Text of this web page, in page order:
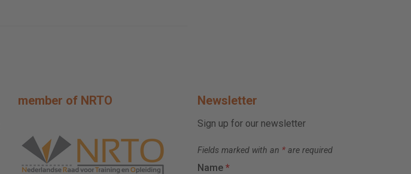
member of NRTO Newsletter
Sign up for our newsletter
Fields marked with an * are required
Name *